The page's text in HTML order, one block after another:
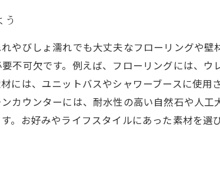
やびしょ濡れでも大丈夫なフローリングや
不可欠です。例えば、フローリングには、
には、ユニットバスやシャワーブースに使
カウンターには、耐水性の高い自然石や人
。お好みやライフスタイルにあった素材を